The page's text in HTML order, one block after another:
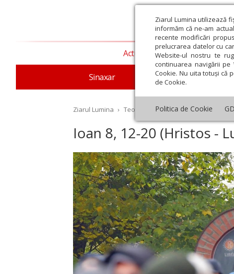
Ziarul Lumina utilizează
informăm că ne-am
recente modificări
prelucrarea datelor cu
Website-ul nostru te
continuarea navigării
Cookie. Nu uita totuși că
de Cookie.
Politica de Cookie
Actualitate religioasă
Sinaxar Apostolul zilei
Ziarul Lumina › Teologie și spiritualitate ›
Ioan 8, 12-20 (Hristos -
Octombrie Noiembrie Decembrie Ianuarie